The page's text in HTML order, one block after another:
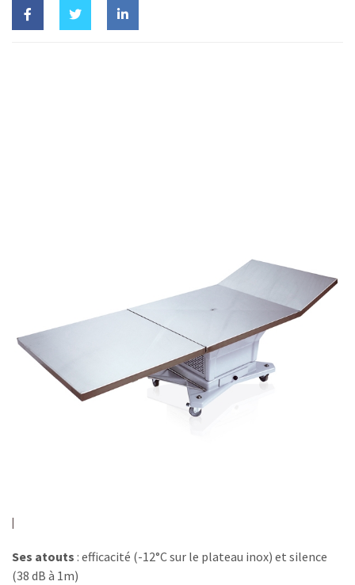
Ses atouts : efficacité (-12°C sur le plateau inox) et silence
(38 dB à 1m)